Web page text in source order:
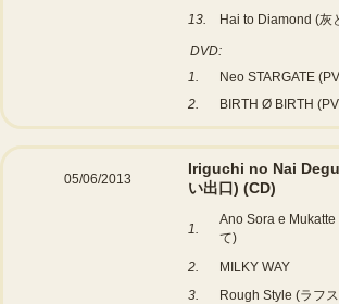
13.
Hai to Diamond (灰
DVD:
1.
Neo STARGATE
2.
BIRTH Ø BIRTH
05/06/2013
Iriguchi no Nai
い出口) (CD)
1.
Ano Sora e Mukatte
て)
2.
MILKY WAY
3.
Rough Style (ラフ